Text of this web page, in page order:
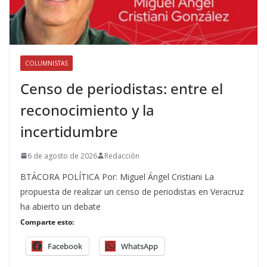
COLUMNISTAS
Censo de periodistas: entre el
reconocimiento y la
incertidumbre
6 de agosto de 2026 Redacción
BTÁCORA POLÍTICA Por: Miguel Ángel Cristiani La
propuesta de realizar un censo de periodistas en Veracruz
ha abierto un debate
Comparte esto:
Facebook WhatsApp